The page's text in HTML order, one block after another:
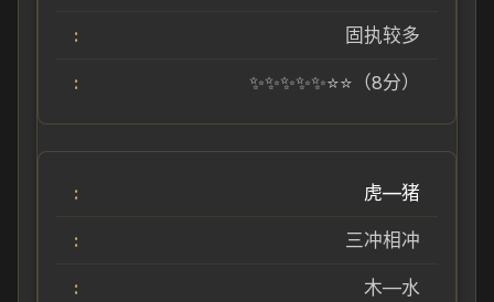
固执较多
✨✨✨✨✨⭐⭐（8分）
虎—猪
三冲相冲
木—水